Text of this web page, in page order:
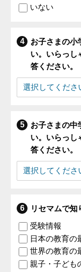
いない
お子さまの小
い。いらっし
答ください。
お子さまの中
い。いらっし
答ください。
リセマムで知
受験情報
日本の教育の
世界の教育の
親子・子ども